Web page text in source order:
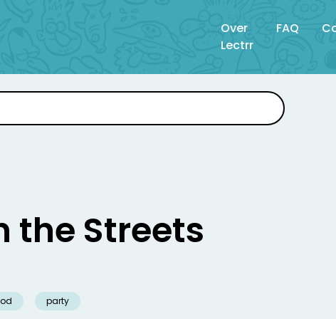
Over
Lectrr
FAQ
the Streets
party